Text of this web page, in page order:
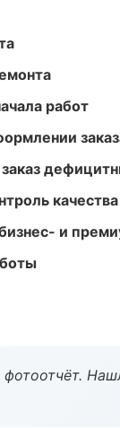
работ
качества
и